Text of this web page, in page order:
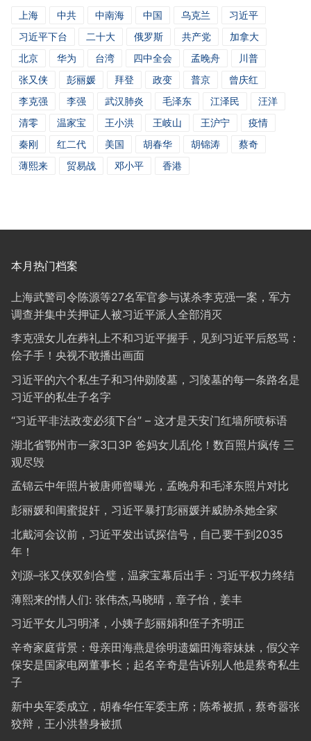
上海 中共 中南海 中国 乌克兰
习近平
习近平下台
二十大 俄罗斯 共产党
加拿大
北京
华为 台湾 四中全会 孟晚舟
川普
张又侠
彭丽媛 拜登 政变 普京
曾庆红
李克强
李强 武汉肺炎 毛泽东 江泽民
汪洋
清零
温家宝 王小洪 王岐山 王沪宁
疫情
秦刚
红二代 美国 胡春华 胡锦涛
蔡奇
薄熙来
贸易战 邓小平 香港
本月热门档案
上海武警司令陈源等27名军官参与谋杀李克强一案，军方
调查并集中关押证人被习近平派人全部消灭
李克强女儿在葬礼上不和习近平握手，见到习近平后怒骂：
侩子手！央视不敢播出画面
习近平的六个私生子和习仲勋陵墓，习陵墓的每一条路名是
习近平的私生子名字
“习近平非法政变必须下台” – 这才是天安门红墙所喷标语
湖北省鄂州市一家3口3P 爸妈女儿乱伦！数百照片疯传 三
观尽毁
孟锦云中年照片被唐师曾曝光，孟晚舟和毛泽东照片对比
彭丽媛和闺蜜捉奸，习近平暴打彭丽媛并威胁杀她全家
北戴河会议前，习近平发出试探信号，自己要干到2035
年！
刘源–张又侠双剑合璧，温家宝幕后出手：习近平权力终结
薄熙来的情人们: 张伟杰,马晓晴，章子怡，姜丰
习近平女儿习明泽，小姨子彭丽娟和侄子齐明正
辛奇家庭背景：母亲田海燕是徐明遗孀田海蓉妹妹，假父辛
保安是国家电网董事长；起名辛奇是告诉别人他是蔡奇私生
子
新中央军委成立，胡春华任军委主席；陈希被抓，蔡奇嚣张
狡辩，王小洪替身被抓